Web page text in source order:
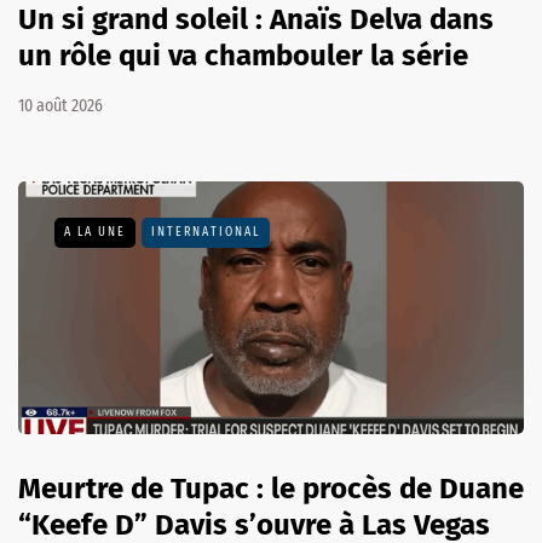
Un si grand soleil : Anaïs Delva dans
un rôle qui va chambouler la série
10 août 2026
A LA UNE INTERNATIONAL
Meurtre de Tupac : le procès de Duane
“Keefe D” Davis s’ouvre à Las Vegas